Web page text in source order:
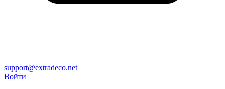
support@extradeco.net
Войти